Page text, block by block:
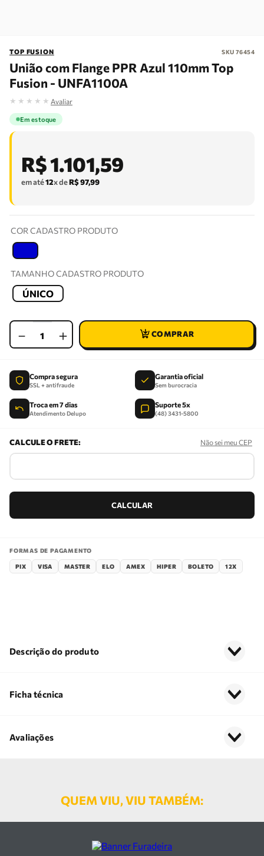
TOP FUSION SKU 76454
União com Flange PPR Azul 110mm Top
Fusion - UNFA1100A
★ ★ ★ ★ ★ Avaliar
Em estoque
R$1.101,59
em até12x deR$97,99
COR CADASTRO PRODUTO
TAMANHO CADASTRO PRODUTO
ÚNICO
＋
－
Compra segura
SSL + antifraude
Garantia oficial
Sem burocracia
Troca em 7 dias
Atendimento Delupo
Suporte 5x
(48) 3431-5800
Não sei meu CEP
FORMAS DE PAGAMENTO
PIX VISA MASTER ELO AMEX HIPER BOLETO 12X
Descrição do produto
Ficha técnica
Avaliações
QUEM VIU, VIU TAMBÉM: